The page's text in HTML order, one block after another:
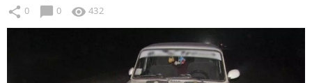
share 0 chat_bubble 0 visibility 432